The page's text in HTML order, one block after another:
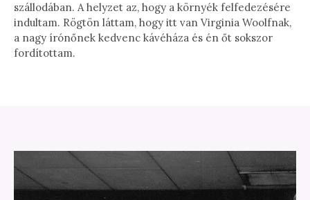
szállodában. A helyzet az, hogy a környék felfedezésére
indultam. Rögtön láttam, hogy itt van Virginia Woolfnak,
a nagy írónőnek kedvenc kávéháza és én őt sokszor
fordítottam.